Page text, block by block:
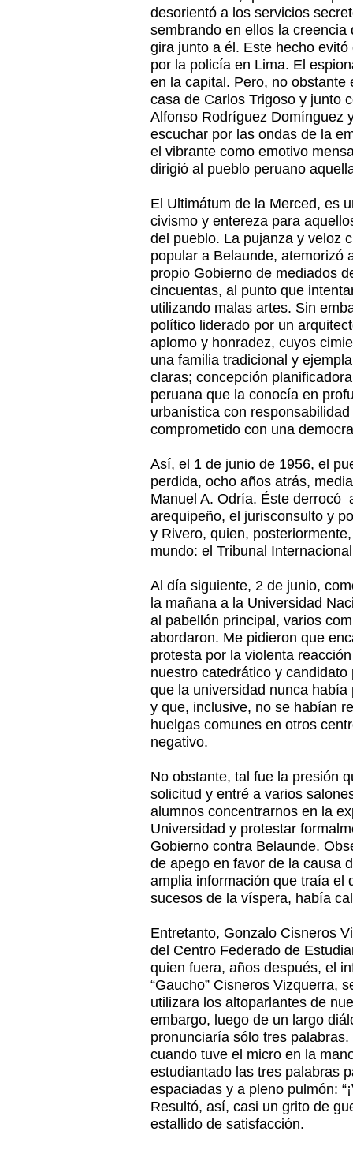
desorientó a los servicios
sembrando en ellos la
gira junto a él. Este hecho
por la policía en Lima. El
en la capital. Pero, no obstante
casa de Carlos Trigoso y junto
Alfonso Rodríguez Domínguez
escuchar por las ondas de la
el vibrante como emotivo
dirigió al pueblo peruano
El Ultimátum de la Merced, es
civismo y entereza para
del pueblo. La pujanza y veloz
popular a Belaunde, atemorizó
propio Gobierno de mediados
cincuentas, al punto que
utilizando malas artes. Sin
político liderado por un
aplomo y honradez, cuyos
una familia tradicional y
claras; concepción
peruana que la conocía en
urbanística con
comprometido con una
Así, el 1 de junio de 1956, el
perdida, ocho años atrás,
Manuel A. Odría. Éste derrocó
arequipeño, el jurisconsulto y
y Rivero, quien,
mundo: el Tribunal
Al día siguiente, 2 de junio,
la mañana a la Universidad
al pabellón principal, varios
abordaron. Me pidieron que
protesta por la violenta
nuestro catedrático y
que la universidad nunca
y que, inclusive, no se habían
huelgas comunes en otros
negativo.
No obstante, tal fue la presión
solicitud y entré a varios
alumnos concentrarnos en la
Universidad y protestar
Gobierno contra Belaunde.
de apego en favor de la causa
amplia información que traía el
sucesos de la víspera, había
Entretanto, Gonzalo Cisneros
del Centro Federado de
quien fuera, años después, el
“Gaucho” Cisneros Vizquerra,
utilizara los altoparlantes de
embargo, luego de un largo
pronunciaría sólo tres
cuando tuve el micro en la
estudiantado las tres palabras
espaciadas y a pleno pulmón:
Resultó, así, casi un grito de
estallido de satisfacción.